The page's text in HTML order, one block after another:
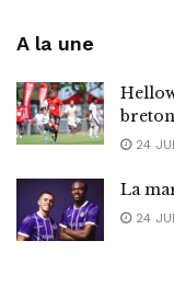
A la une
breton
24
La
24